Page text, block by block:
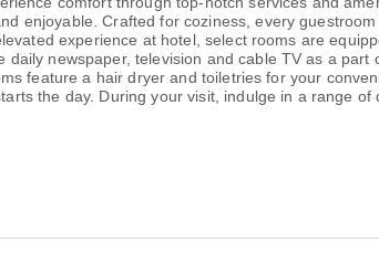
enjoyable. Crafted for coziness, every
experience at hotel, select rooms are
daily newspaper, television and cable TV as a
feature a hair dryer and toiletries for your
the day. During your visit, indulge in a range